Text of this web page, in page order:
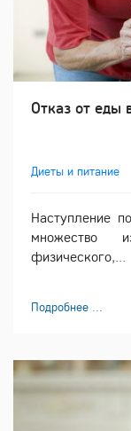
Отказ от еды
Диеты и питание
Наступление
множество
физического,...
Подробнее ...